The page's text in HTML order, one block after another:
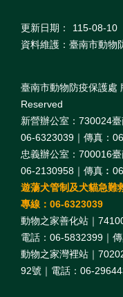
更新日期：
115-08-10
資料維護：臺南市動物
臺南市動物防疫保護處
Reserved
新營辦公室：730024
06-6323039｜傳真：
忠義辦公室：700016
06-2130958｜傳真
遊蕩犬管制及犬貓急
專線：06-6323039
動物之家善化站｜
電話：06-5832399｜
動物之家灣裡站｜
92號｜電話：06-